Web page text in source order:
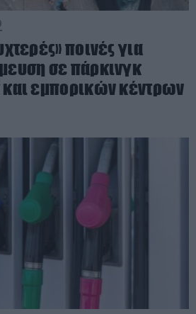
ποινές για
σε πάρκινγκ
εμπορικών κέντρων